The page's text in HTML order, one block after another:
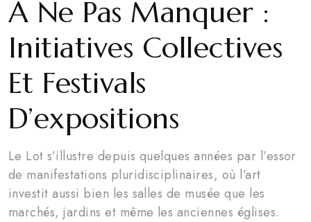
À Ne Pas Manquer :
Initiatives Collectives
Et Festivals
D’expositions
Le Lot s’illustre depuis quelques années par l’essor
de manifestations pluridisciplinaires, où l’art
investit aussi bien les salles de musée que les
marchés, jardins et même les anciennes églises.